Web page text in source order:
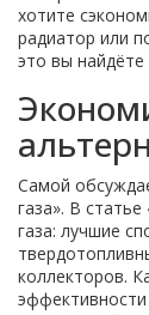
хотите
радиатор или
это вы
Самой
газа». В
газа: лучшие
коллекторов.